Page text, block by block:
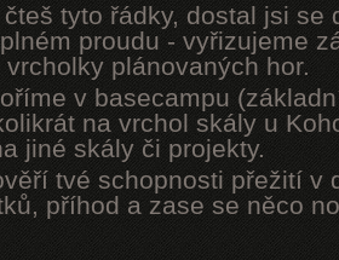
tyto řádky, dostal jsi se
proudu - vyřizujeme
plánovaných hor.
v basecampu
na vrchol skály u
jiné skály či projekty.
tvé schopnosti přežití v
příhod a zase se něco